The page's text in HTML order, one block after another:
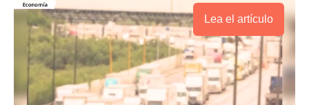
Lea el artículo